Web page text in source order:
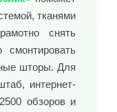
тканями
снять
шторы. Для
интернет-
обзоров и